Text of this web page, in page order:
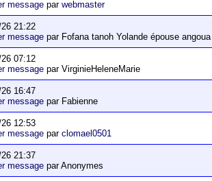
message parwebmaster
21:22
message par Fofana tanoh Yolande épouse angoua
07:12
message par VirginieHeleneMarie
16:47
message par Fabienne
12:53
message parclomael0501
21:37
message par Anonymes